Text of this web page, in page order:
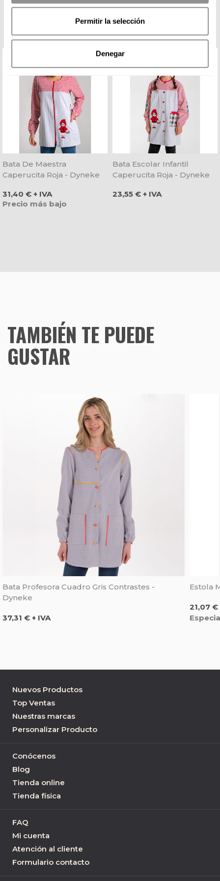
Permitir la selección
Denegar
COMPLETA TU LOOK
Bata De Maestra
Caperucita Roja - Dyneke
Precio
31,40 € + IVA
Precio más bajo
Bata Escolar Infantil
Caperucita Roja - Dyneke
Precio
23,55 € + IVA
TAMBIÉN TE PUEDE
GUSTAR
Bata Profesora Cuadro Gris Contrastes -
Dyneke
Precio
37,31 € + IVA
Estola
Precio
21,07 €
Nuevos Productos
Top Ventas
Nuestras marcas
Personalizar Producto
Conócenos
Blog
Tienda online
Tienda física
FAQ
Mi cuenta
Atención al cliente
Formulario contacto